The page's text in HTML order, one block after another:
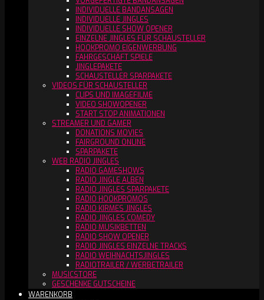
INDIVIDUELLE BANDANSAGEN
INDIVIDUELLE JINGLES
INDIVIDUELLE SHOW OPENER
EINZELNE JINGLES FÜR SCHAUSTELLER
HOOKPROMO EIGENWERBUNG
FAHRGESCHÄFT SPIELE
JINGLEPAKETE
SCHAUSTELLER SPARPAKETE
VIDEOS FÜR SCHAUSTELLER
CLIPS UND IMAGEFILME
VIDEO SHOWOPENER
START STOP ANIMATIONEN
STREAMER UND GAMER
DONATIONS MOVIES
FAIRGROUND ONLINE
SPARPAKETE
WEB RADIO JINGLES
RADIO GAMESHOWS
RADIO JINGLE ALBEN
RADIO JINGLES SPARPAKETE
RADIO HOOKPROMOS
RADIO KIRMES JINGLES
RADIO JINGLES COMEDY
RADIO MUSIKBETTEN
RADIO SHOW OPENER
RADIO JINGLES EINZELNE TRACKS
RADIO WEIHNACHTSJINGLES
RADIOTRAILER / WERBETRAILER
MUSICSTORE
GESCHENKE GUTSCHEINE
WARENKORB